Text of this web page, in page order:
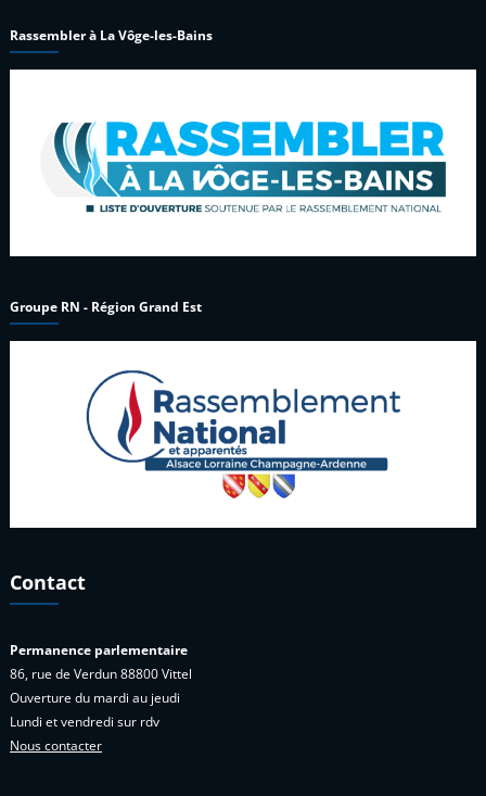
Rassembler à La Vôge-les-Bains
Groupe RN - Région Grand Est
Contact
Permanence parlementaire
86, rue de Verdun 88800 Vittel
Ouverture du mardi au jeudi
Lundi et vendredi sur rdv
Nous contacter